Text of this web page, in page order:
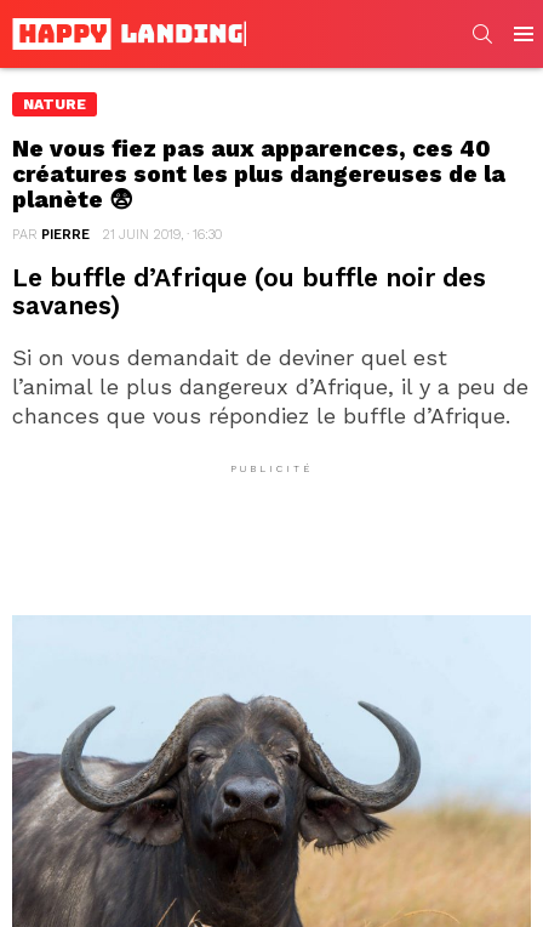
NATURE
Ne vous fiez pas aux apparences, ces 40
créatures sont les plus dangereuses de la
planète 😨
PAR PIERRE 21 JUIN 2019, · 16:30
Le buffle d’Afrique (ou buffle noir des
savanes)
Si on vous demandait de deviner quel est
l’animal le plus dangereux d’Afrique, il y a peu de
chances que vous répondiez le buffle d’Afrique.
PUBLICITÉ